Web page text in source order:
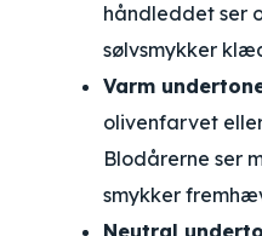
håndleddet ser
sølvsmykker
Varm
olivenfarvet
Blodårerne ser
smykker
Neutral